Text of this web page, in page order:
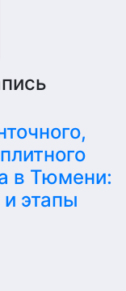
в Тюмени:
и этапы